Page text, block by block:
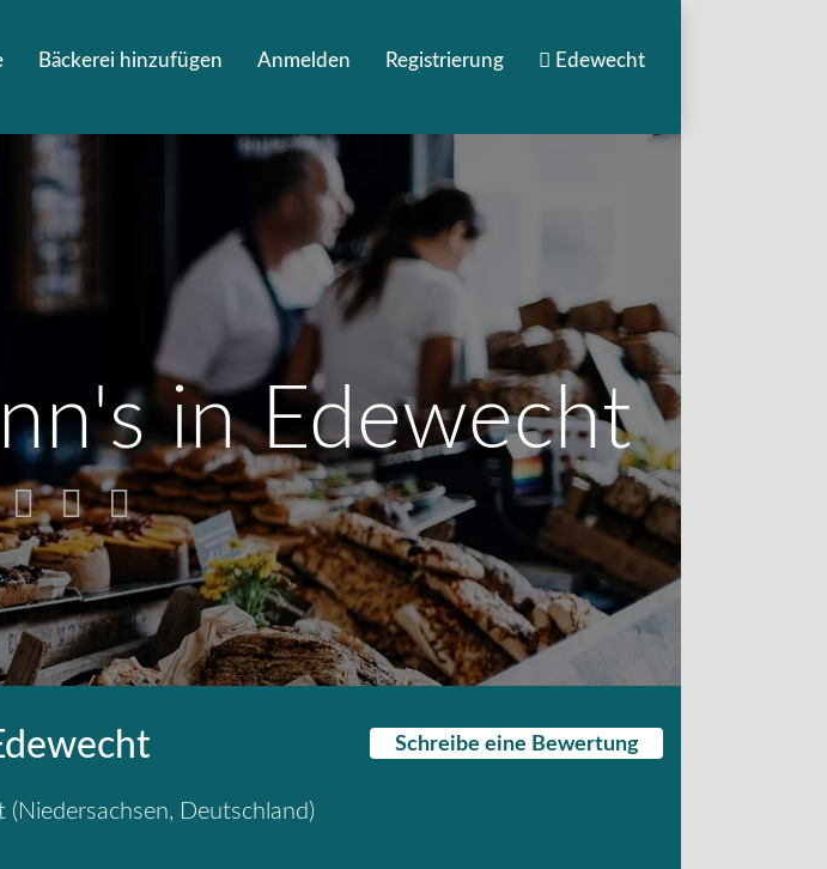
Bäckerei hinzufügen Anmelden Registrierung Edewecht
in Edewecht
( Niedersachsen, Deutschland)
Schreibe eine Bewertung